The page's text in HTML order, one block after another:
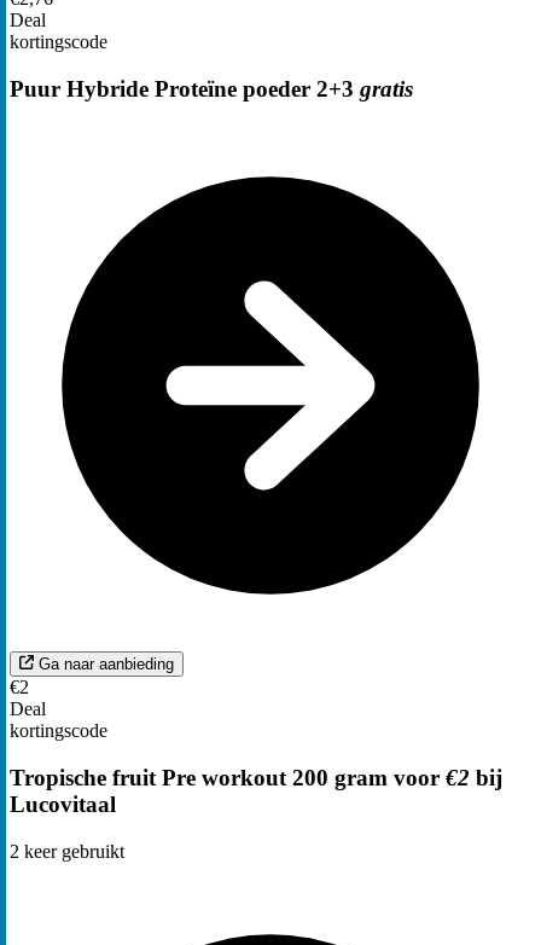
Deal
kortingscode
Puur Hybride Proteïne poeder 2+3 gratis
Ga naar aanbieding
€2
Deal
kortingscode
Tropische fruit Pre workout 200 gram voor €2 bij
Lucovitaal
2 keer gebruikt